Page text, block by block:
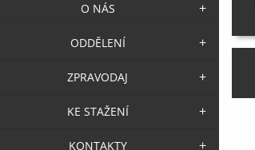
O NÁS
ODDĚLENÍ
ZPRAVODAJ
KE STAŽENÍ
KONTAKTY